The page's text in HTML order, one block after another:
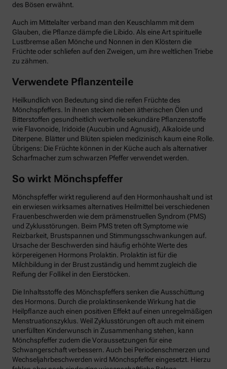
des Bösen erwähnt.
Auch im Mittelalter verband man den Keuschlamm mit dem
Glauben, die Pflanze dämpfe die Libido. Als eine Art spirituelle
Lustbremse aßen Mönche und Nonnen in den Klöstern die
Früchte oder schliefen auf den Zweigen, um ihre weltlichen Triebe
zu zähmen.
Verwendete Pflanzenteile
Heilkundlich von Bedeutung sind die reifen Früchte des
Mönchspfeffers. In ihnen stecken neben ätherischen Ölen und
Bitterstoffen gesundheitlich wertvolle sekundäre Pflanzenstoffe
wie Flavonoide, Iridoide (Aucubin und Agnusid), Alkaloide und
Diterpene. Blätter und Blüten spielen medizinisch kaum eine Rolle.
Übrigens: Die Früchte können in der Küche auch als alternativer
Scharfmacher zum schwarzen Pfeffer verwendet werden.
So wirkt Mönchspfeffer
Mönchspfeffer wirkt regulierend auf den Hormonhaushalt und ist
ein erwiesen wirksames alternatives Heilmittel bei verschiedenen
Frauenbeschwerden wie dem prämenstruellen Syndrom (PMS)
und Zyklusstörungen. Beim PMS treten oft Symptome wie
Reizbarkeit, Brustspannen und Stimmungsschwankungen auf.
Ursache der Beschwerden sind häufig erhöhte Werte des
körpereigenen Hormons Prolaktin. Prolaktin ist für die
Milchbildung in der Brust zuständig und hemmt zugleich die
Reifung der Follikel in den Eierstöcken.
Die Inhaltsstoffe des Mönchspfeffers senken die Ausschüttung
des Hormons. Durch die prolaktinsenkende Wirkung hat die
Heilpflanze auch einen positiven Effekt auf einen unregelmäßigen
Menstruationszyklus. Weil Zyklusstörungen oft auch mit einem
unerfüllten Kinderwunsch in Zusammenhang stehen, kann
Mönchspfeffer zudem die Voraussetzungen für eine
Schwangerschaft verbessern. Auch bei Periodenschmerzen und
Wechseljahrbeschwerden wird Mönchspfeffer eingesetzt. Hierzu